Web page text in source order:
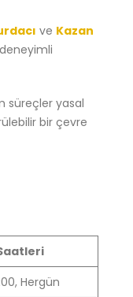
ve Kazan
süreçler yasal
bir çevre
Hergün